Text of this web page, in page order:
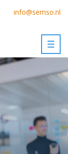
info@semso.nl